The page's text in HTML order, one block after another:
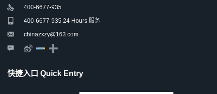
400-6677-935
400-6677-935 24 Hours 服务
chinazxzy@163.com
快捷入口 Quick Entry